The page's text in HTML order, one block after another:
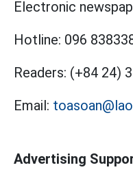
Electronic
Hotline: 096
Readers: (+84 24)
Email:
Advertising